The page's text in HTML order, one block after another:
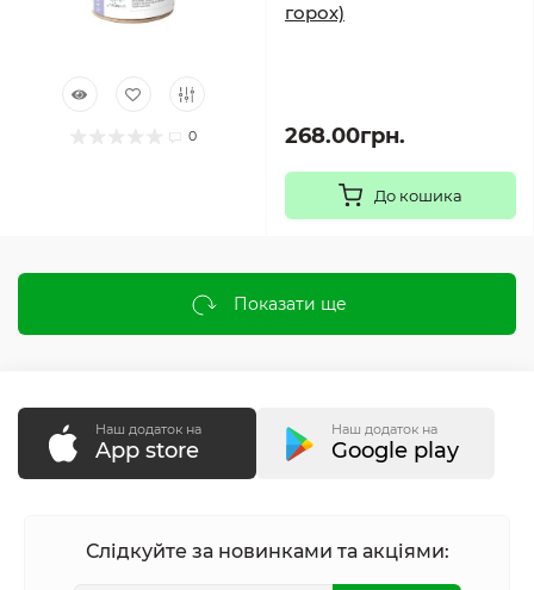
0
горох)
268.00грн.
До кошика
Показати ще
Наш додаток на
App store
Наш додаток на
Google play
Слідкуйте за новинками та акціями: